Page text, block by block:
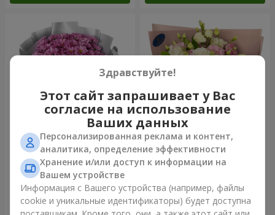
Букет "Твои хризантемы"
1 834 грн
Заказать
Букет "Панна Котта"
Заказать
Здравствуйте!
Этот сайт запрашивает у Вас
согласие на использование
Ваших данных
Персонализированная реклама и контент,
аналитика, определение эффективности
Хранение и/или доступ к информации на
Вашем устройстве
Информация с Вашего устройства (например, файлы
cookie и уникальные идентификаторы) будет доступна